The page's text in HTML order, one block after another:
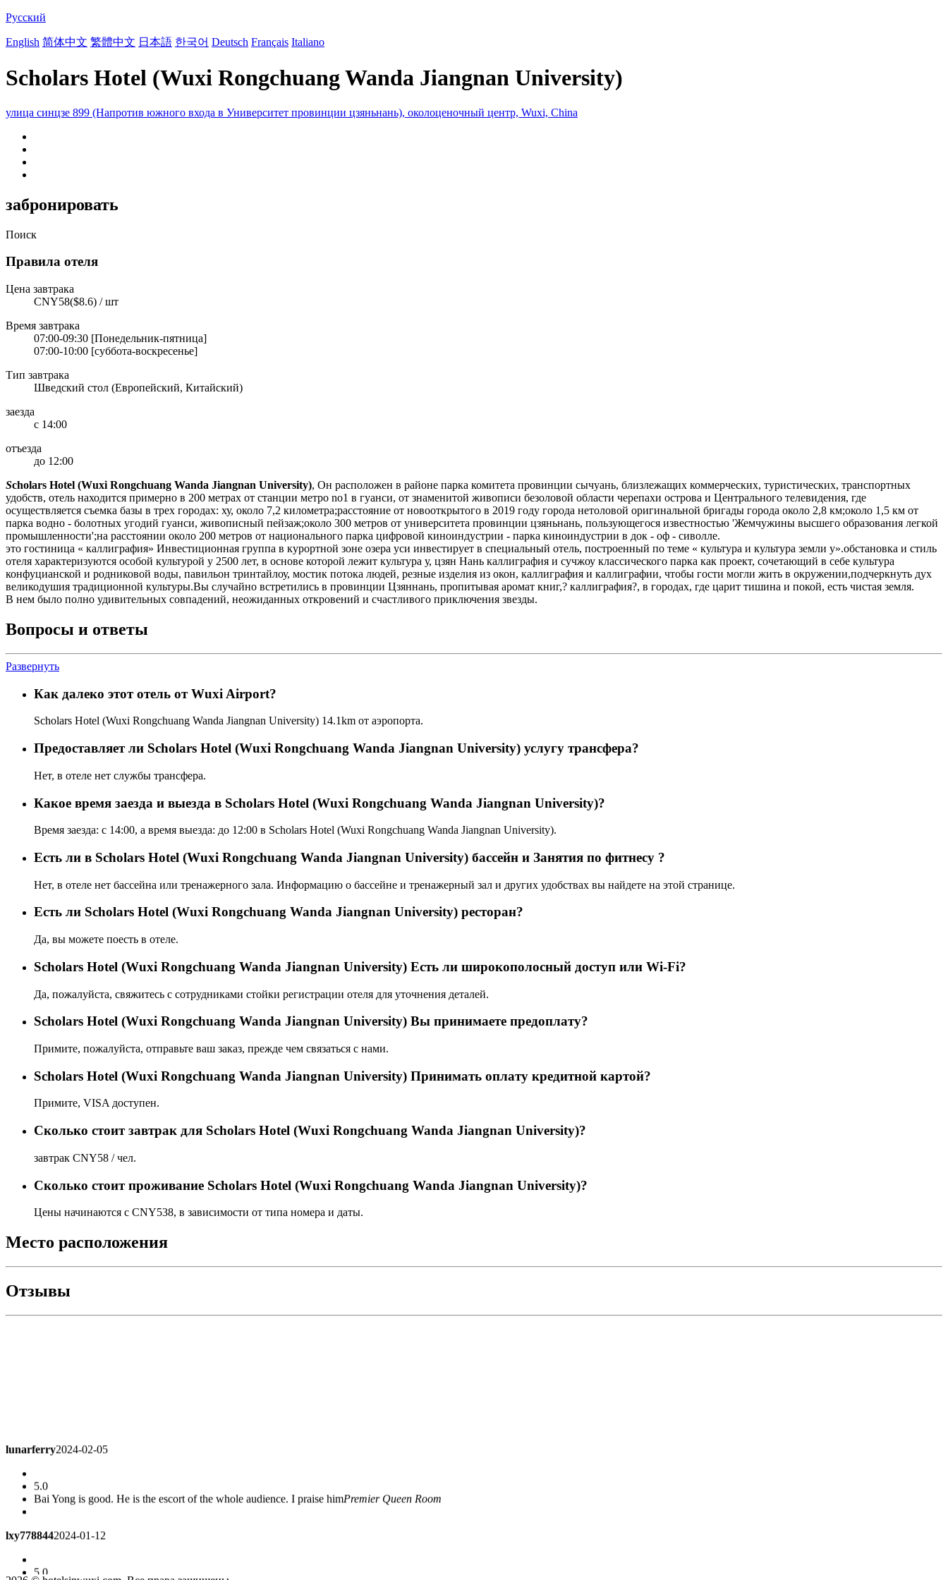
Русский
English 简体中文 繁體中文 日本語 한국어 Deutsch Français Italiano
Scholars Hotel (Wuxi Rongchuang Wanda Jiangnan University)
улица синцзе 899 (Напротив южного входа в Университет провинции цзяньнань), околоценочный центр, Wuxi, China
забронировать
Поиск
Правила отеля
Цена завтрака
CNY58($8.6) / шт
Время завтрака
07:00-09:30 [Понедельник-пятница]
07:00-10:00 [суббота-воскресенье]
Тип завтрака
Шведский стол (Европейский, Китайский)
заезда
с 14:00
отъезда
до 12:00
Scholars Hotel (Wuxi Rongchuang Wanda Jiangnan University), Он расположен в районе парка комитета провинции сычуань, близлежащих коммерческих, туристических, транспортных
удобств, отель находится примерно в 200 метрах от станции метро no1 в гуанси, от знаменитой живописи безоловой области черепахи острова и Центрального телевидения, где
осуществляется съемка базы в трех городах: ху, около 7,2 километра;расстояние от новооткрытого в 2019 году города нетоловой оригинальной бригады города около 2,8 км;около 1,5 км от
парка водно - болотных угодий гуанси, живописный пейзаж;около 300 метров от университета провинции цзяньнань, пользующегося известностью 'Жемчужины высшего образования легкой
промышленности';на расстоянии около 200 метров от национального парка цифровой киноиндустрии - парка киноиндустрии в док - оф - сиволле.
это гостиница « каллиграфия» Инвестиционная группа в курортной зоне озера уси инвестирует в специальный отель, построенный по теме « культура и культура земли у».обстановка и стиль
отеля характеризуются особой культурой у 2500 лет, в основе которой лежит культура у, цзян Нань каллиграфия и сучжоу классического парка как проект, сочетающий в себе культура
конфуцианской и родниковой воды, павильон тринтайлоу, мостик потока людей, резные изделия из окон, каллиграфия и каллиграфии, чтобы гости могли жить в окружении,подчеркнуть дух
великодушия традиционной культуры.Вы случайно встретились в провинции Цзяннань, пропитывая аромат книг,? каллиграфия?, в городах, где царит тишина и покой, есть чистая земля.
В нем было полно удивительных совпадений, неожиданных откровений и счастливого приключения звезды.
Вопросы и ответы
Развернуть
Как далеко этот отель от Wuxi Airport?
Scholars Hotel (Wuxi Rongchuang Wanda Jiangnan University) 14.1km от аэропорта.
Предоставляет ли Scholars Hotel (Wuxi Rongchuang Wanda Jiangnan University) услугу трансфера?
Нет, в отеле нет службы трансфера.
Какое время заезда и выезда в Scholars Hotel (Wuxi Rongchuang Wanda Jiangnan University)?
Время заезда: с 14:00, а время выезда: до 12:00 в Scholars Hotel (Wuxi Rongchuang Wanda Jiangnan University).
Есть ли в Scholars Hotel (Wuxi Rongchuang Wanda Jiangnan University) бассейн и Занятия по фитнесу ?
Нет, в отеле нет бассейна или тренажерного зала. Информацию о бассейне и тренажерный зал и других удобствах вы найдете на этой странице.
Eсть ли Scholars Hotel (Wuxi Rongchuang Wanda Jiangnan University) ресторан?
Да, вы можете поесть в отеле.
Scholars Hotel (Wuxi Rongchuang Wanda Jiangnan University) Есть ли широкополосный доступ или Wi-Fi?
Да, пожалуйста, свяжитесь с сотрудниками стойки регистрации отеля для уточнения деталей.
Scholars Hotel (Wuxi Rongchuang Wanda Jiangnan University) Вы принимаете предоплату?
Примите, пожалуйста, отправьте ваш заказ, прежде чем связаться с нами.
Scholars Hotel (Wuxi Rongchuang Wanda Jiangnan University) Принимать оплату кредитной картой?
Примите, VISA доступен.
Сколько стоит завтрак для Scholars Hotel (Wuxi Rongchuang Wanda Jiangnan University)?
завтрак CNY58 / чел.
Сколько стоит проживаниe Scholars Hotel (Wuxi Rongchuang Wanda Jiangnan University)?
Цены начинаются с CNY538, в зависимости от типа номера и даты.
Место расположения
Отзывы
Bai Yong is good. He is the escort of the whole audience. I praise him
very good
Premier Queen Room